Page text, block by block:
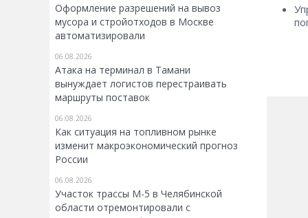
Оформление разрешений на вывоз
мусора и стройотходов в Москве
автоматизировали
06.08.2026
Атака на терминал в Тамани
вынуждает логистов перестраивать
маршруты поставок
06.08.2026
Как ситуация на топливном рынке
изменит макроэкономический прогноз
России
06.08.2026
Участок трассы М-5 в Челябинской
области отремонтировали с